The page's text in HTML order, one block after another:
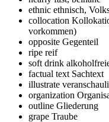
ethnic ethnisch,
collocation
vorkommen)
opposite Gegenteil
ripe reif
soft drink
factual text Sachtext
illustrate
organization
outline Gliederung
grape Traube